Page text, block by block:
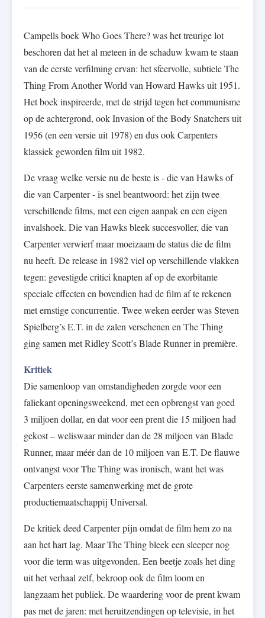
Campells boek Who Goes There? was het treurige lot
beschoren dat het al meteen in de schaduw kwam te staan
van de eerste verfilming ervan: het sfeervolle, subtiele The
Thing From Another World van Howard Hawks uit 1951.
Het boek inspireerde, met de strijd tegen het communisme
op de achtergrond, ook Invasion of the Body Snatchers uit
1956 (en een versie uit 1978) en dus ook Carpenters
klassiek geworden film uit 1982.
De vraag welke versie nu de beste is - die van Hawks of
die van Carpenter - is snel beantwoord: het zijn twee
verschillende films, met een eigen aanpak en een eigen
invalshoek. Die van Hawks bleek succesvoller, die van
Carpenter verwierf maar moeizaam de status die de film
nu heeft. De release in 1982 viel op verschillende vlakken
tegen: gevestigde critici knapten af op de exorbitante
speciale effecten en bovendien had de film af te rekenen
met ernstige concurrentie. Twee weken eerder was Steven
Spielberg’s E.T. in de zalen verschenen en The Thing
ging samen met Ridley Scott’s Blade Runner in première.
Kritiek
Die samenloop van omstandigheden zorgde voor een
faliekant openingsweekend, met een opbrengst van goed
3 miljoen dollar, en dat voor een prent die 15 miljoen had
gekost – weliswaar minder dan de 28 miljoen van Blade
Runner, maar méér dan de 10 miljoen van E.T. De flauwe
ontvangst voor The Thing was ironisch, want het was
Carpenters eerste samenwerking met de grote
productiemaatschappij Universal.
De kritiek deed Carpenter pijn omdat de film hem zo na
aan het hart lag. Maar The Thing bleek een sleeper nog
voor die term was uitgevonden. Een beetje zoals het ding
uit het verhaal zelf, bekroop ook de film loom en
langzaam het publiek. De waardering voor de prent kwam
pas met de jaren: met heruitzendingen op televisie, in het